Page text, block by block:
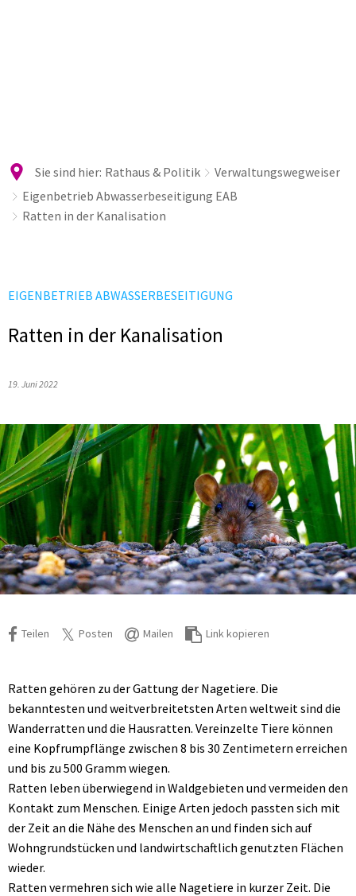
Sie sind hier: Rathaus & Politik
Verwaltungswegweiser
Eigenbetrieb Abwasserbeseitigung EAB
Ratten in der Kanalisation
EIGENBETRIEB ABWASSERBESEITIGUNG
Ratten in der Kanalisation
19. Juni 2022
Teilen Posten Mailen Link kopieren
Ratten gehören zu der Gattung der Nagetiere. Die
bekanntesten und weitverbreitetsten Arten weltweit sind die
Wanderratten und die Hausratten. Vereinzelte Tiere können
eine Kopfrumpflänge zwischen 8 bis 30 Zentimetern erreichen
und bis zu 500 Gramm wiegen.
Ratten leben überwiegend in Waldgebieten und vermeiden den
Kontakt zum Menschen. Einige Arten jedoch passten sich mit
der Zeit an die Nähe des Menschen an und finden sich auf
Wohngrundstücken und landwirtschaftlich genutzten Flächen
wieder.
Ratten vermehren sich wie alle Nagetiere in kurzer Zeit. Die